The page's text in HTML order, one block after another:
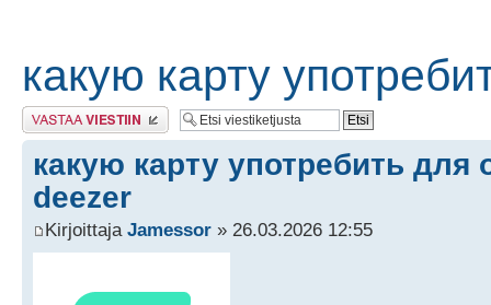
какую карту
Lähetä vastaus
какую карту употребить для
deezer
Kirjoittaja Jamessor » 26.03.2026 12:55